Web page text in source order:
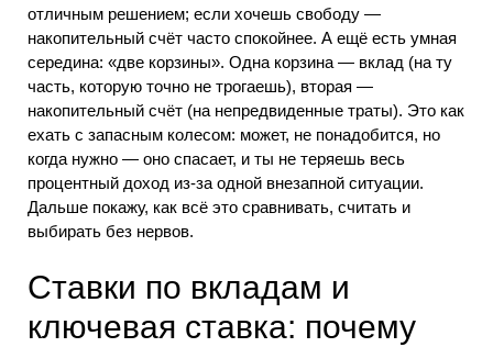
отличным решением; если хочешь свободу —
накопительный счёт часто спокойнее. А ещё есть умная
середина: «две корзины». Одна корзина — вклад (на ту
часть, которую точно не трогаешь), вторая —
накопительный счёт (на непредвиденные траты). Это как
ехать с запасным колесом: может, не понадобится, но
когда нужно — оно спасает, и ты не теряешь весь
процентный доход из-за одной внезапной ситуации.
Дальше покажу, как всё это сравнивать, считать и
выбирать без нервов.
Ставки по вкладам и
ключевая ставка: почему